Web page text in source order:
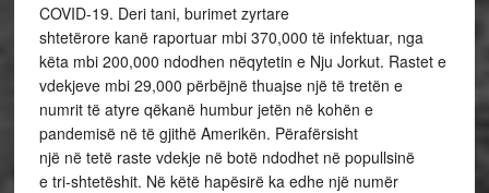
COVID-19. Deri tani, burimet zyrtare
shtetërore kanë raportuar mbi 370,000 të infektuar, nga
këta mbi 200,000 ndodhen nëqytetin e Nju Jorkut. Rastet e
vdekjeve mbi 29,000 përbëjnë thuajse një të tretën e
numrit të atyre qëkanë humbur jetën në kohën e
pandemisë në të gjithë Amerikën. Përafërsisht
një në tetë raste vdekje në botë ndodhet në popullsinë
e tri-shtetëshit. Në këtë hapësirë ka edhe një numër